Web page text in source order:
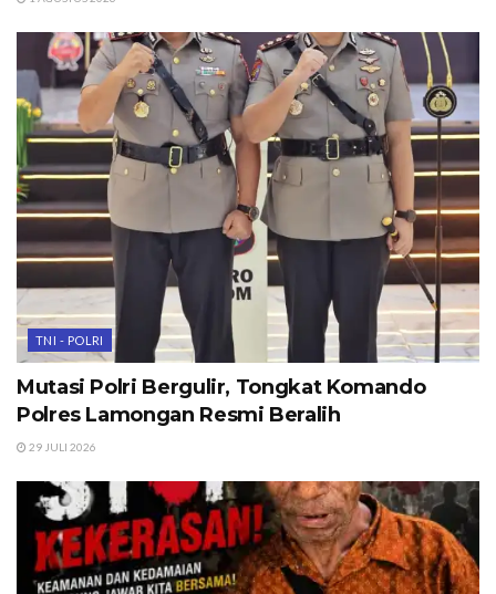
TNI - POLRI
Mutasi Polri Bergulir, Tongkat Komando
Polres Lamongan Resmi Beralih
29 JULI 2026